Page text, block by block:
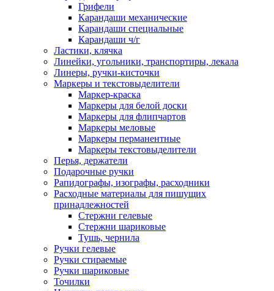
Грифели
Карандаши механические
Карандаши специальные
Карандаши ч/г
Ластики, клячка
Линейки, угольники, транспортиры, лекала
Линеры, ручки-кисточки
Маркеры и текстовыделители
Маркер-краска
Маркеры для белой доски
Маркеры для флипчартов
Маркеры меловые
Маркеры перманентные
Маркеры текстовыделители
Перья, держатели
Подарочные ручки
Рапидографы, изографы, расходники
Расходные материалы для пишущих
принадлежностей
Стержни гелевые
Стержни шариковые
Тушь, чернила
Ручки гелевые
Ручки стираемые
Ручки шариковые
Точилки